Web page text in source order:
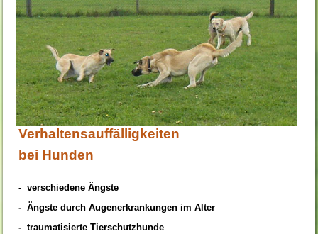
Verhaltensauffälligkeiten
bei Hunden
- verschiedene Ängste
- Ängste durch Augenerkrankungen im Alter
- traumatisierte Tierschutzhunde